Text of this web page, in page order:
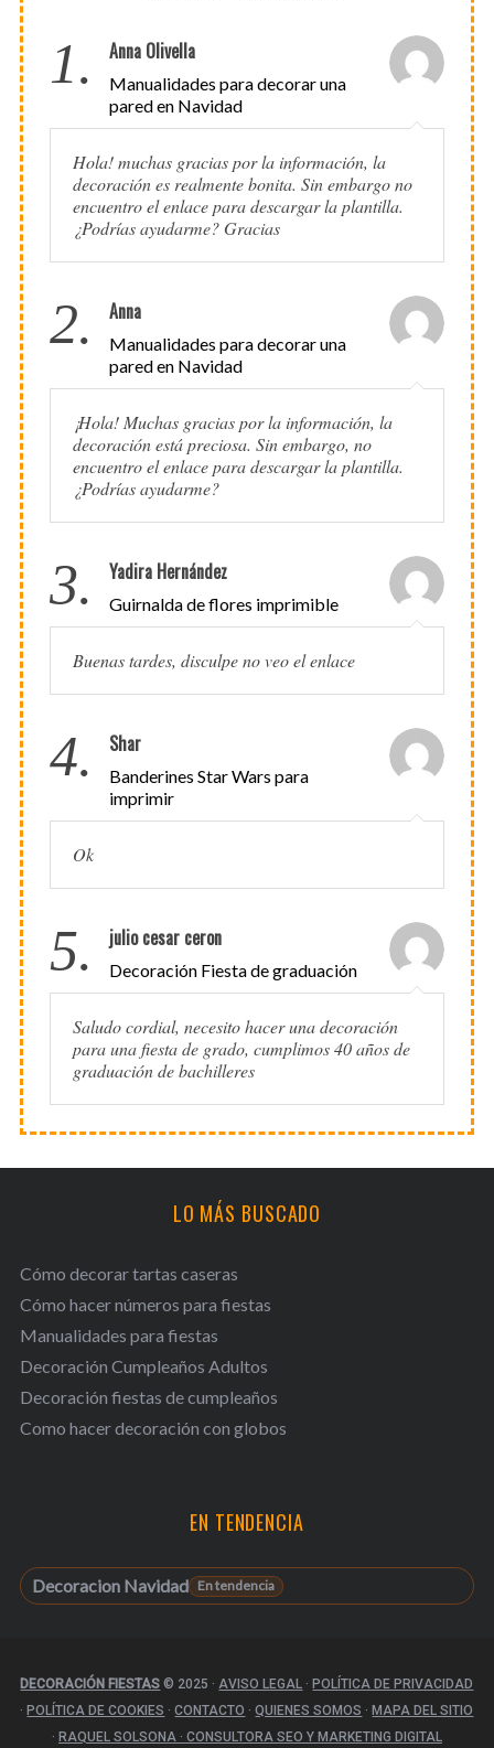
1. Anna Olivella
Manualidades para decorar una
pared en Navidad
Hola! muchas gracias por la información, la
decoración es realmente bonita. Sin embargo no
encuentro el enlace para descargar la plantilla.
¿Podrías ayudarme? Gracias
2. Anna
Manualidades para decorar una
pared en Navidad
¡Hola! Muchas gracias por la información, la
decoración está preciosa. Sin embargo, no
encuentro el enlace para descargar la plantilla.
¿Podrías ayudarme?
3. Yadira Hernández
Guirnalda de flores imprimible
Buenas tardes, disculpe no veo el enlace
4. Shar
Banderines Star Wars para
imprimir
Ok
5. julio cesar ceron
Decoración Fiesta de graduación
Saludo cordial, necesito hacer una decoración
para una fiesta de grado, cumplimos 40 años de
graduación de bachilleres
LO MÁS BUSCADO
Cómo decorar tartas caseras
Cómo hacer números para fiestas
Manualidades para fiestas
Decoración Cumpleaños Adultos
Decoración fiestas de cumpleaños
Como hacer decoración con globos
EN TENDENCIA
Decoracion Navidad
DECORACIÓN FIESTAS © 2025 · AVISO LEGAL · POLÍTICA DE PRIVACIDAD
· POLÍTICA DE COOKIES · CONTACTO · QUIENES SOMOS · MAPA DEL SITIO
· RAQUEL SOLSONA · CONSULTORA SEO Y MARKETING DIGITAL